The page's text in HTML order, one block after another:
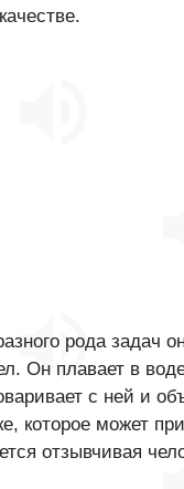
рода задач
плавает в воде,
с ней и
может
отзывчивая